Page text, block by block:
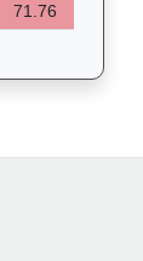
71.76